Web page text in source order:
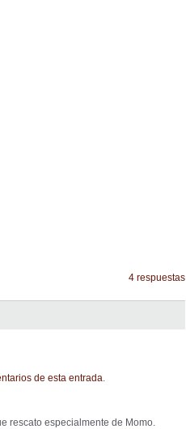
4 respuestas
de esta entrada.
rescato especialmente de Momo.